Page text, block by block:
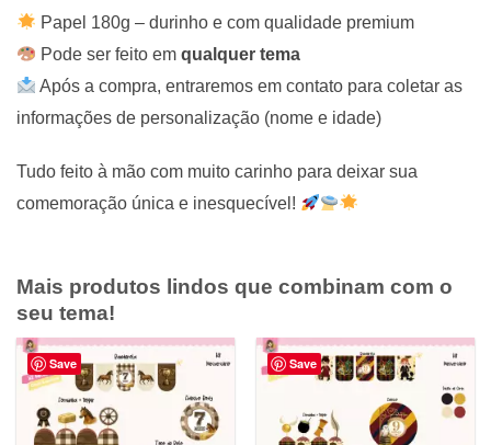
Papel 180g – durinho e com qualidade premium
Pode ser feito em qualquer tema
Após a compra, entraremos em contato para coletar as
informações de personalização (nome e idade)
Tudo feito à mão com muito carinho para deixar sua
comemoração única e inesquecível!
Mais produtos lindos que combinam com o
seu tema!
Save Save